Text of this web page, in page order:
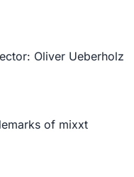
Oliver Ueberholz
of mixxt